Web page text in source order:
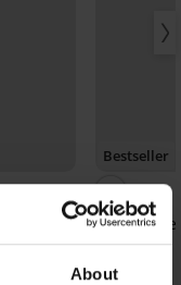
About
4,9
Bestseller
Bh Push
67,99 €